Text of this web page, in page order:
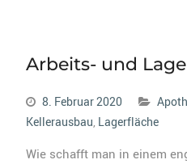
Arbeits- und
8. Februar 2020
Kellerausbau, Lagerfläche
Wie schafft man in einem